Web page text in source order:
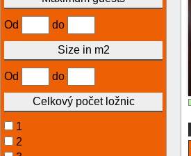
Od do
Size in m2
Od do
Celkový počet ložnic
1
2